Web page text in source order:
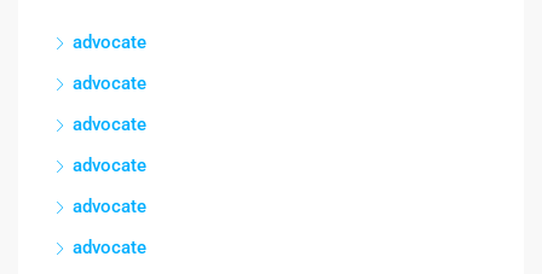
advocate
advocate
advocate
advocate
advocate
advocate